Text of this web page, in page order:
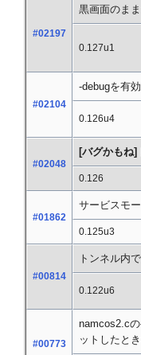
#02197
黒画面のま
0.127u1
#02104
-debugを有
0.126u4
#02048
[バグかもね]
0.126
#01862
サービスモ
0.125u3
#00814
トンネル内
0.122u6
#00773
namcos2.c
ットしたとき